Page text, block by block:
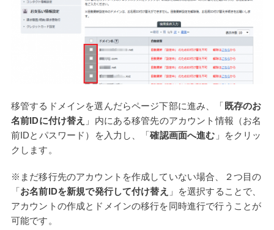
移管するドメインを選んだらページ下部に進み、「 既存のお
名前IDに付け替え 」内にある移管先のアカウント情報（お名
前IDとパスワード）を入力し、「確認画面へ進む 」をクリッ
クします。
※まだ移行先のアカウントを作成していない場合、２つ目の
「お名前IDを新規で発行して付け替え 」を選択することで、
アカウントの作成とドメインの移行を同時進行で行うことが
可能です。